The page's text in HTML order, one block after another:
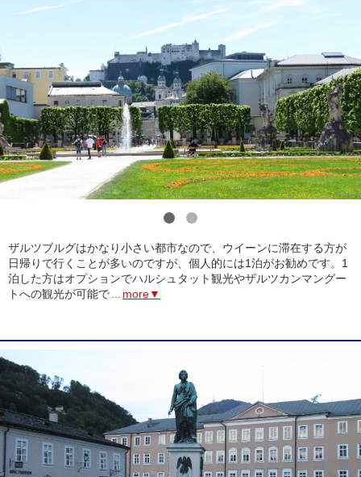
ザルツブルグはかなり小さい都市なので、ウイーンに滞在する方が
日帰りで行くことが多いのですが、個人的には1泊がお勧めです。1
泊した方はオプションでハルシュタット観光やザルツカンマングー
トへの観光が可能で
more▼